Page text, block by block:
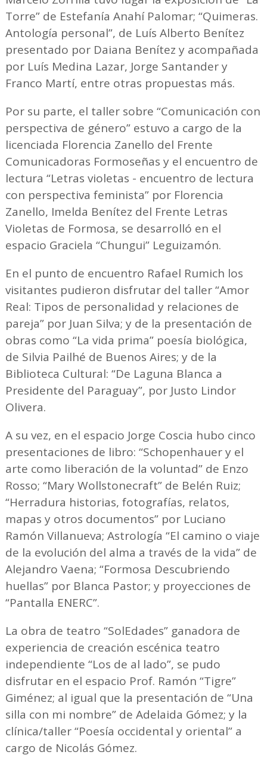
Torre” de Estefanía Anahí Palomar; “Quimeras.
Antología personal”, de Luís Alberto Benítez
presentado por Daiana Benítez y acompañada
por Luís Medina Lazar, Jorge Santander y
Franco Martí, entre otras propuestas más.
Por su parte, el taller sobre “Comunicación con
perspectiva de género” estuvo a cargo de la
licenciada Florencia Zanello del Frente
Comunicadoras Formoseñas y el encuentro de
lectura “Letras violetas - encuentro de lectura
con perspectiva feminista” por Florencia
Zanello, Imelda Benítez del Frente Letras
Violetas de Formosa, se desarrolló en el
espacio Graciela “Chungui” Leguizamón.
En el punto de encuentro Rafael Rumich los
visitantes pudieron disfrutar del taller “Amor
Real: Tipos de personalidad y relaciones de
pareja” por Juan Silva; y de la presentación de
obras como “La vida prima” poesía biológica,
de Silvia Pailhé de Buenos Aires; y de la
Biblioteca Cultural: “De Laguna Blanca a
Presidente del Paraguay”, por Justo Lindor
Olivera.
A su vez, en el espacio Jorge Coscia hubo cinco
presentaciones de libro: “Schopenhauer y el
arte como liberación de la voluntad” de Enzo
Rosso; “Mary Wollstonecraft” de Belén Ruiz;
“Herradura historias, fotografías, relatos,
mapas y otros documentos” por Luciano
Ramón Villanueva; Astrología “El camino o viaje
de la evolución del alma a través de la vida” de
Alejandro Vaena; “Formosa Descubriendo
huellas” por Blanca Pastor; y proyecciones de
“Pantalla ENERC”.
La obra de teatro “SolEdades” ganadora de
experiencia de creación escénica teatro
independiente “Los de al lado”, se pudo
disfrutar en el espacio Prof. Ramón “Tigre”
Giménez; al igual que la presentación de “Una
silla con mi nombre” de Adelaida Gómez; y la
clínica/taller “Poesía occidental y oriental” a
cargo de Nicolás Gómez.